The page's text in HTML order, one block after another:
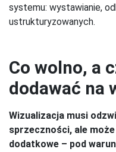
systemu: wystawianie,
ustrukturyzowanych.
Co wolno, a
dodawać na
Wizualizacja musi
sprzeczności, ale
dodatkowe – pod